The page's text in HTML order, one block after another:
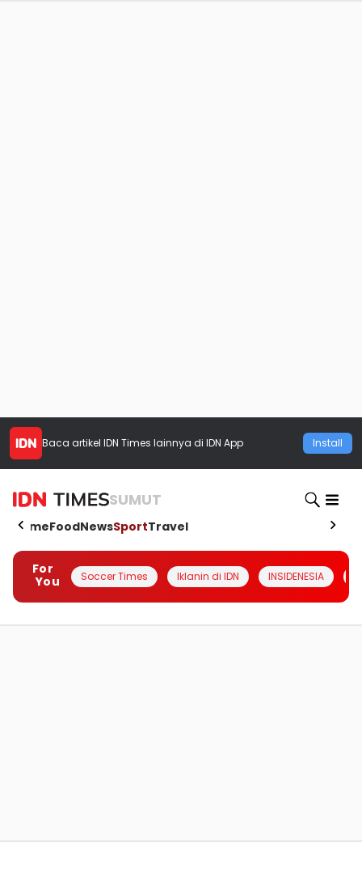
Baca artikel IDN Times lainnya di IDN App Install
SUMUT
HomeFoodNewsSportTravel
For
You
Soccer Times Iklanin di IDN INSIDENESIA